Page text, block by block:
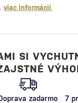
viac informácií
SI
zadarmo
7